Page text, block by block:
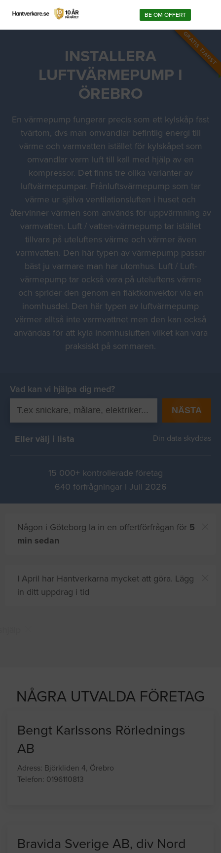
BE OM OFFERT
GRATIS TJÄNST
INSTALLERA
LUFTVÄRMEPUMP I
ÖREBRO
En värmepump fungerar precis som ett kylskåp fast
tvärtom, dvs man omvandlar befintlig energi till
värme och varmvatten istället för kylskåpet som
omvandlar varm luft till kall med hjälp av en
kompressor. Det finns tre olika varianter av
luftvärmepumpar. Frånluftsvärmepump som tar
värme ur själva ventilationsluften i huset och
återvinner värmen som används för uppvärmning av
varmvatten. Luft / vatten-värmepump tar istället
tillvara på uteluftens värme och värmer även
varmvatten. Den här typen av värmepump passar
bäst ju varmare man har utomhus. Luft / Luft-
värmepump tar också vara på uteluftens värme
och sprider den genom en fläktkonvektor via en
inomhusdel. Den här typen av luftvärmepump
värmer alltså inte varmvattnet men den kan också
användas för att kyla inomhusluften vilket kan vara
praksiskt på sommaren.
Vad kan vi hjälpa dig med?
NÄSTA
Eller välj i lista Din data skyddas
15 000+ kontrollerade företag
640 förfrågningar i Juli 2026
Någon i Göteborg la in en offertförfrågan för 5
min sedan
I April har Hantverkarna mycket att göra. Lägg
in ditt uppdrag i tid
NÅGRA UTVALDA FÖRETAG
Bengt Karlssons Rörlednings
AB
Adress: Björkliden 4, Örebro
Telefon: 0196110813
Bravida Sverige AB, div Nord